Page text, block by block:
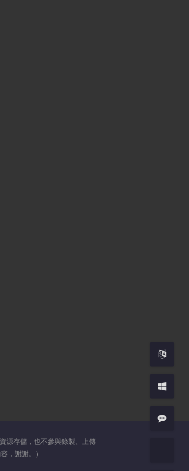
源存儲，也不參與錄製、上傳
，謝謝。）